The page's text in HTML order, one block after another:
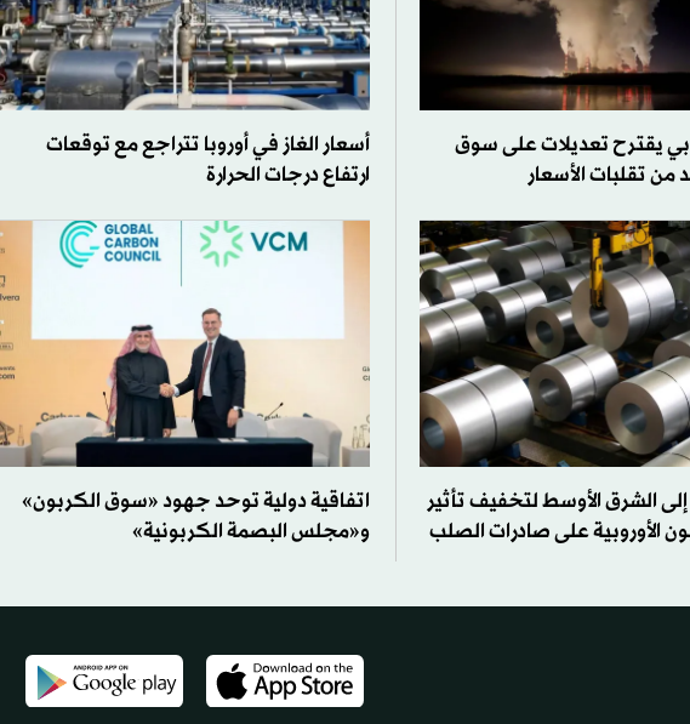
يقترح تعديلات على سوق
من تقلبات الأسعار
أسعار الغاز في أوروبا تتراجع مع توقعات
ارتفاع درجات الحرارة
الشرق الأوسط لتخفيف تأثير
الأوروبية على صادرات الصلب
اتفاقية دولية توحد جهود «سوق الكربون»
و«مجلس البصمة الكربونية»